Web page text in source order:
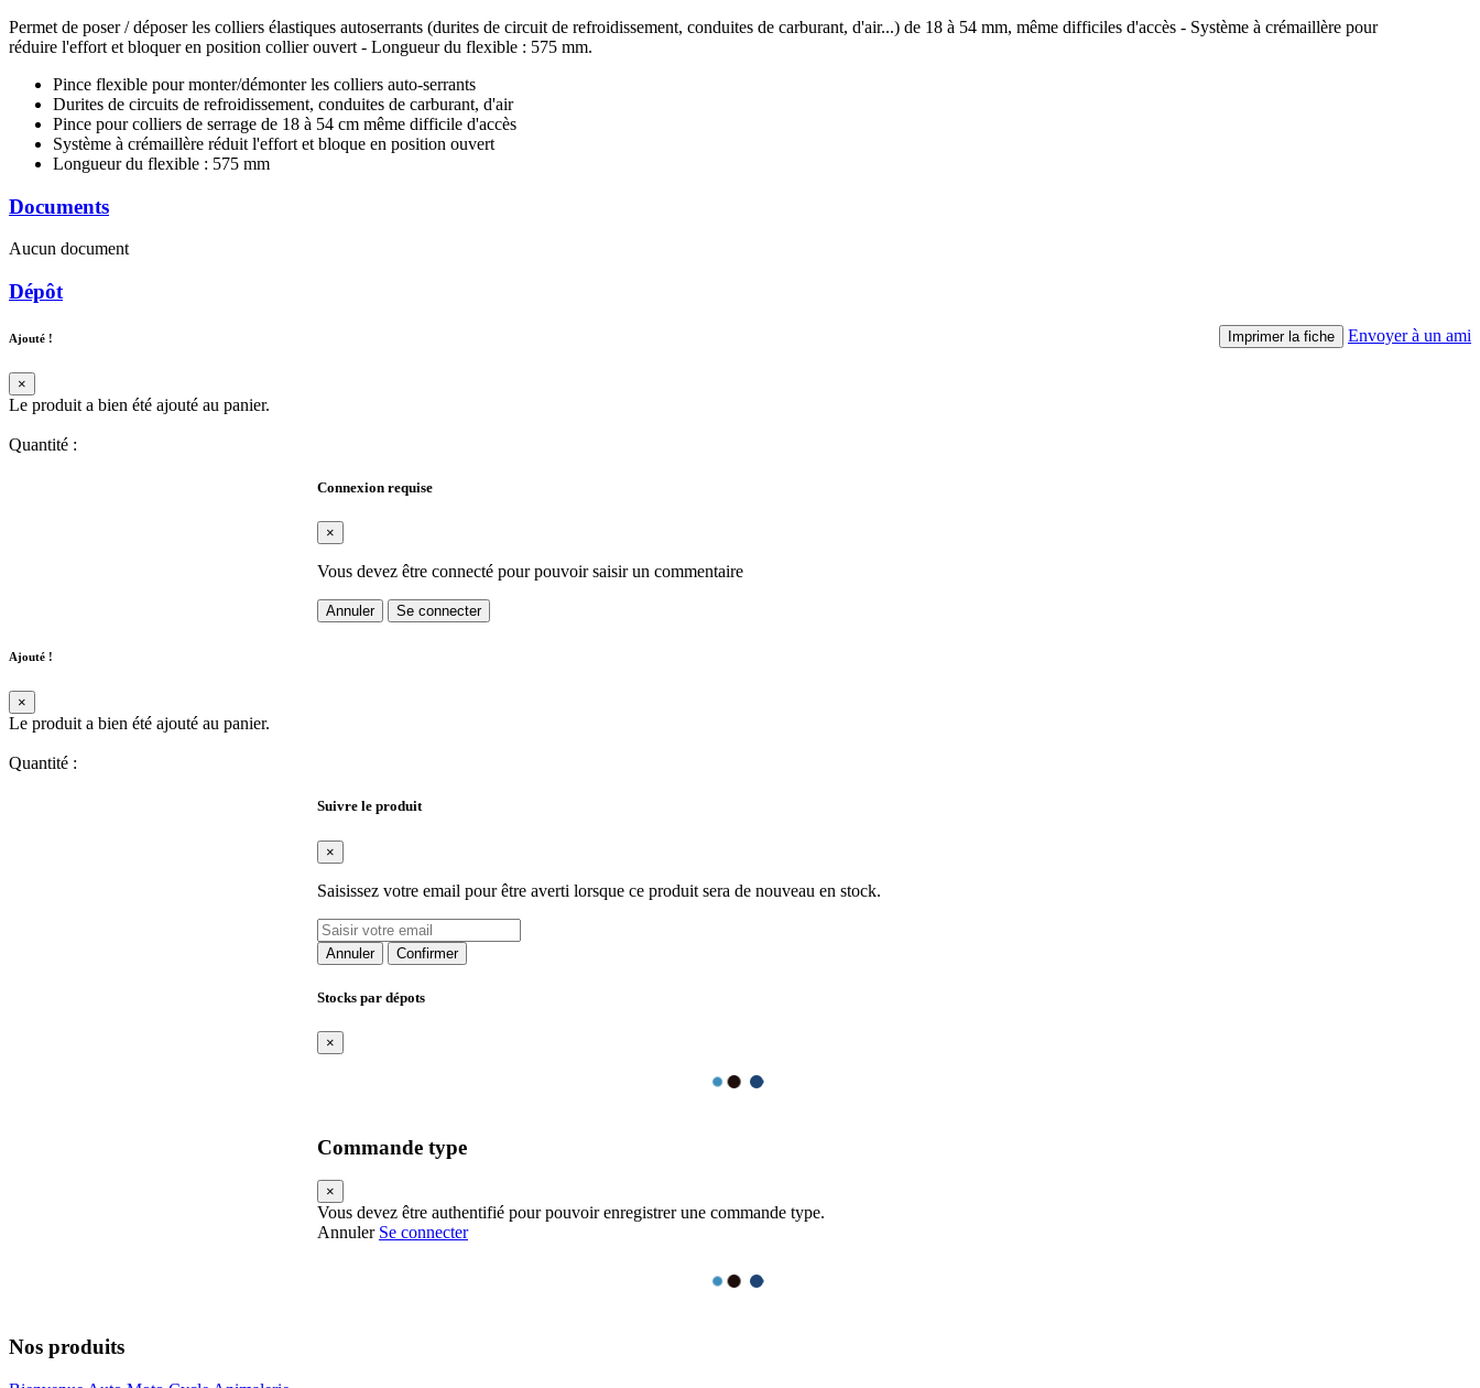
Permet de poser / déposer les colliers élastiques autoserrants (durites de circuit de refroidissement, conduites de carburant, d'air...) de 18 à 54 mm, même difficiles d'accès - Système à crémaillère pour
réduire l'effort et bloquer en position collier ouvert - Longueur du flexible : 575 mm.
Pince flexible pour monter/démonter les colliers auto-serrants
Durites de circuits de refroidissement, conduites de carburant, d'air
Pince pour colliers de serrage de 18 à 54 cm même difficile d'accès
Système à crémaillère réduit l'effort et bloque en position ouvert
Longueur du flexible : 575 mm
Documents
Aucun document
Dépôt
Imprimer la fiche Envoyer à un ami
Ajouté !
×
Le produit a bien été ajouté au panier.
Quantité :
Connexion requise
×
Vous devez être connecté pour pouvoir saisir un commentaire
Annuler Se connecter
Ajouté !
×
Le produit a bien été ajouté au panier.
Quantité :
Suivre le produit
×
Saisissez votre email pour être averti lorsque ce produit sera de nouveau en stock.
Annuler Confirmer
Stocks par dépots
×
Commande type
×
Vous devez être authentifié pour pouvoir enregistrer une commande type.
Annuler Se connecter
Nos produits